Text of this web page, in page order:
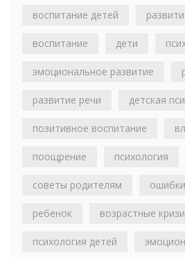
воспитание детей
воспитание дети
эмоциональное развитие
развитие речи детская
позитивное воспитание
поощрение психология
советы родителям
ребенок возрастные
психология детей